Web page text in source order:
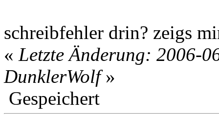
schreibfehler drin? zeigs
« Letzte Änderung: 2006-
DunklerWolf»
Gespeichert